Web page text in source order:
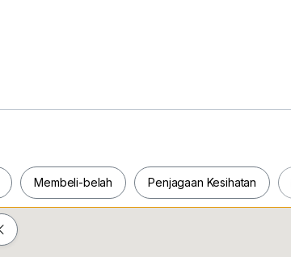
Membeli-belah Penjagaan Kesihatan